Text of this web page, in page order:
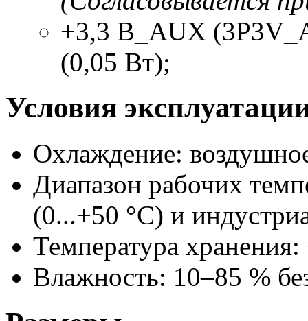
+3,3 В_AUX
(0,05 Вт);
Условия
Охлаждение:
Диапазон рабочих
(0...+50 °С) и
Температура
Влажность: 10–85 %